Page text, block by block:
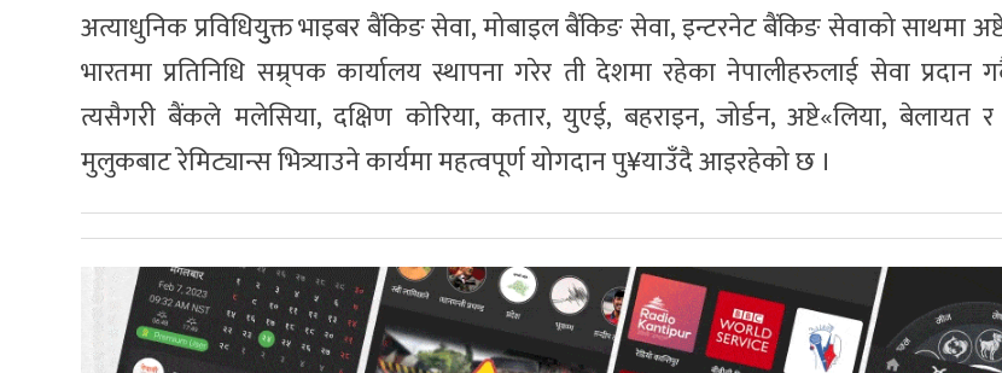
अत्याधुनिक प्रविधियुुक्त भाइबर बैंकिङ सेवा, मोबाइल बैंकिङ सेवा, इन्टरनेट बैंकिङ सेवाको साथमा
भारतमा प्रतिनिधि सम्र्पक कार्यालय स्थापना गरेर ती देशमा रहेका नेपालीहरुलाई सेवा
त्यसैगरी बैंकले मलेसिया, दक्षिण कोरिया, कतार, युएई, बहराइन, जोर्डन, अष्टे«लिया, बेलायत
मुलुकबाट रेमिट्यान्स भित्र्याउने कार्यमा महत्वपूर्ण योगदान पु¥याउँदै आइरहेको छ ।